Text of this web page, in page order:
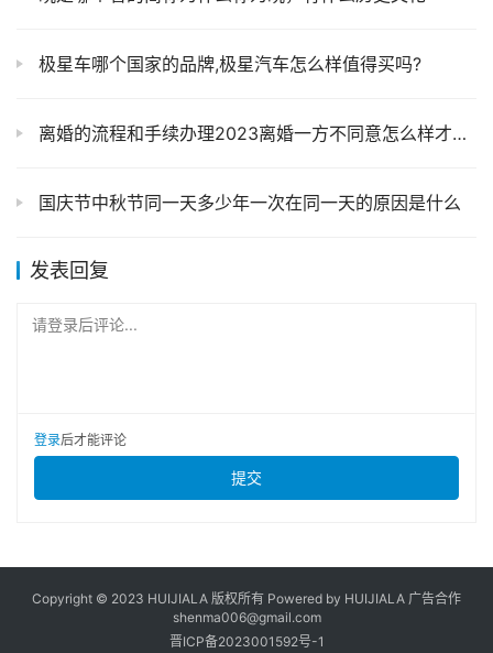
极星车哪个国家的品牌,极星汽车怎么样值得买吗?
离婚的流程和手续办理2023离婚一方不同意怎么样才能离婚？
国庆节中秋节同一天多少年一次在同一天的原因是什么
发表回复
请登录后评论...
登录后才能评论
提交
Copyright © 2023 HUIJIALA 版权所有 Powered by HUIJIALA 广告合作
shenma006@gmail.com
晋ICP备2023001592号-1